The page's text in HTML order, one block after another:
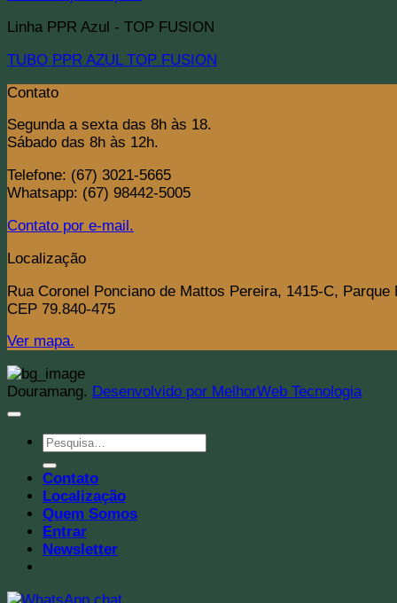
Linha PPR Azul - TOP FUSION
TUBO PPR AZUL TOP FUSION
Contato
Segunda a sexta das 8h às 18.
Sábado das 8h às 12h.
Telefone: (67) 3021-5665
Whatsapp: (67) 98442-5005
Contato por e-mail.
Localização
Rua Coronel Ponciano de Mattos Pereira, 1415-C,
CEP 79.840-475
Ver mapa.
Douramang. Desenvolvido por MelhorWeb Tecnologia
Pesquisar
por:
Contato
Localização
Quem Somos
Entrar
Newsletter